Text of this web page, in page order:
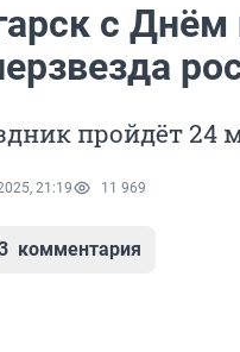
с Днём
пройдёт 24
21:19 11 969
комментария